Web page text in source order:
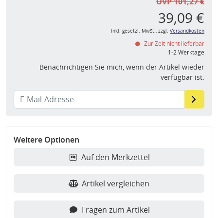
39,09 €
inkl. gesetzl. MwSt., zzgl. Versandkosten
Zur Zeit nicht lieferbar
1-2 Werktage
Benachrichtigen Sie mich, wenn der Artikel wieder
verfügbar ist.
Weitere Optionen
Auf den Merkzettel
Artikel vergleichen
Fragen zum Artikel